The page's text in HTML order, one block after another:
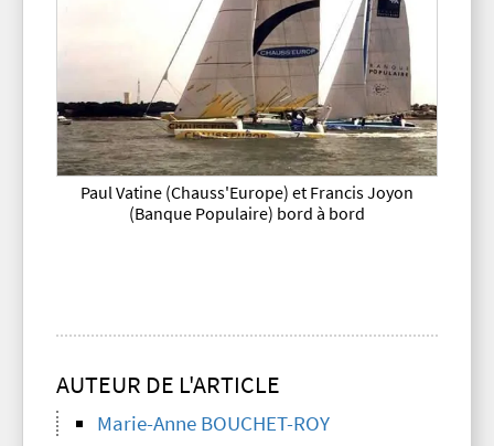
Paul Vatine (Chauss'Europe) et Francis Joyon
(Banque Populaire) bord à bord
AUTEUR DE L'ARTICLE
Marie-Anne BOUCHET-ROY